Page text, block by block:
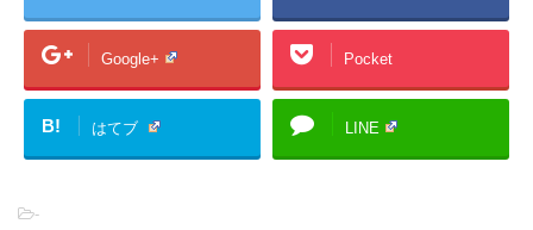
Google+ Pocket
B! はてブ LINE
-